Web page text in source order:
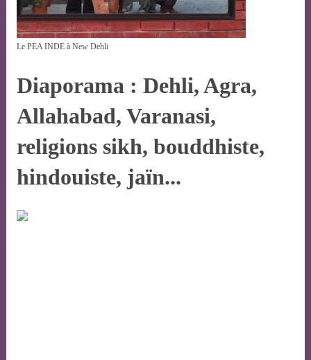
Le PEA INDE à New Dehli
Diaporama : Dehli, Agra,
Allahabad, Varanasi,
religions sikh, bouddhiste,
hindouiste, jaïn...